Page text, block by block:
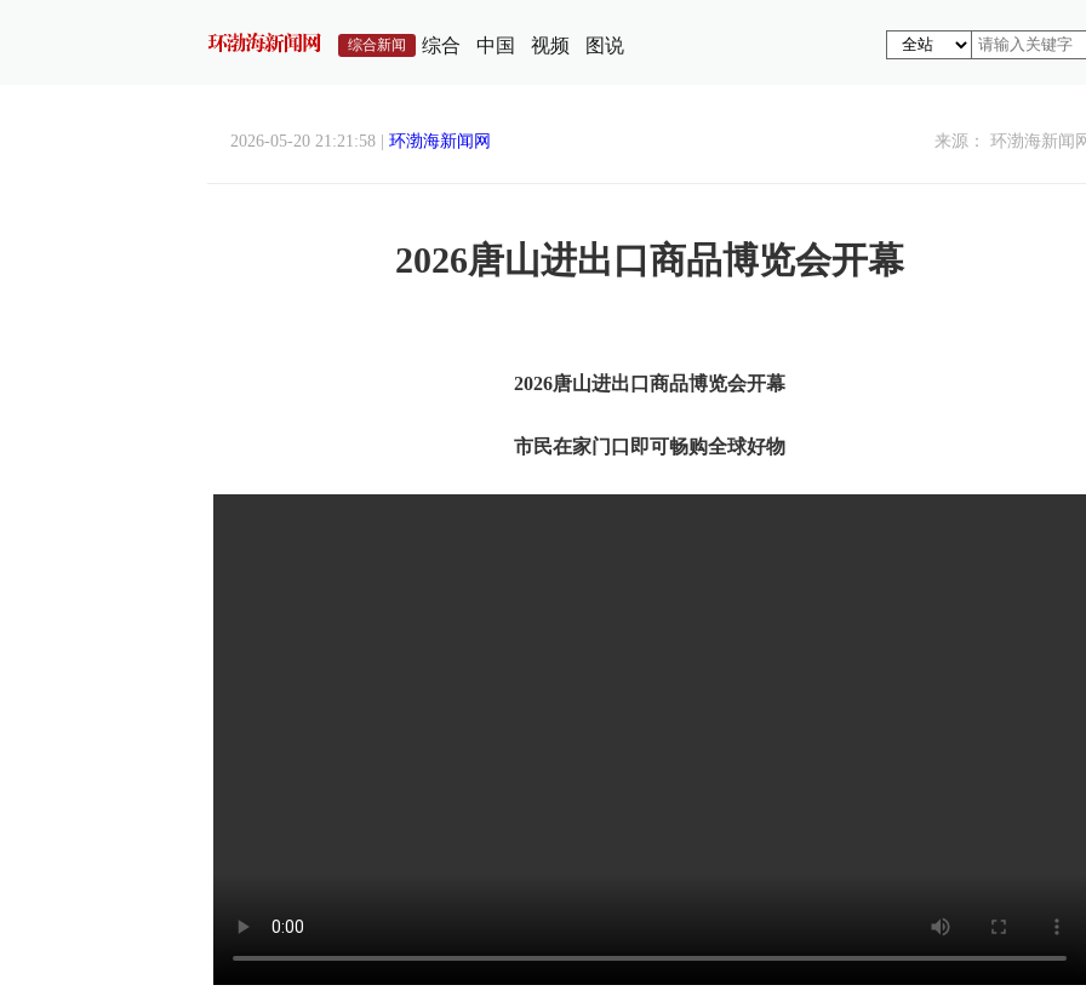
综合新闻 综合 中国 视频 图说
2026-05-20 21:21:58 | 环渤海新闻网 来源： 环渤海新闻
2026唐山进出口商品博览会开幕
2026唐山进出口商品博览会开幕
市民在家门口即可畅购全球好物